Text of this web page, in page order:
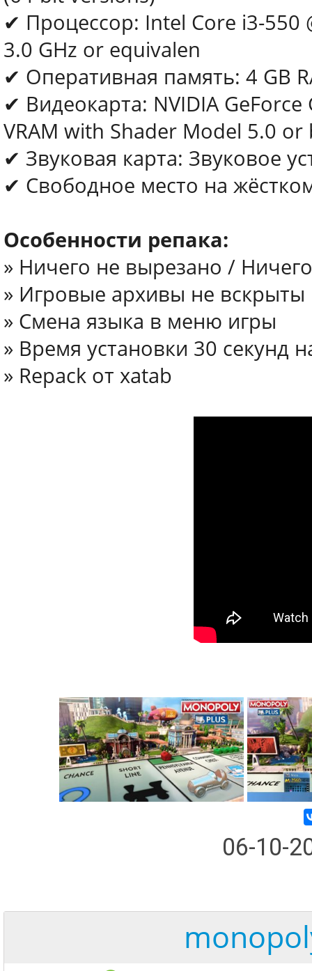
✔ Процессор: Intel Core i3-550
3.0 GHz or equivalen
✔ Оперативная память: 4 GB
✔ Видеокарта: NVIDIA
VRAM with Shader Model 5.0 or
✔ Звуковая карта: Звуковое
✔ Свободное место на
Особенности репака:
» Ничего не вырезано /
» Игровые архивы не вскрыты
» Смена языка в меню игры
» Время установки 30 секунд
» Repack от xatab
06-10-